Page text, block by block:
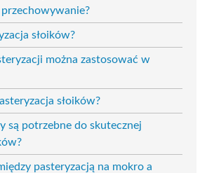
słoików?
można zastosować w
słoików?
są potrzebne do skutecznej
pasteryzacją na mokro a